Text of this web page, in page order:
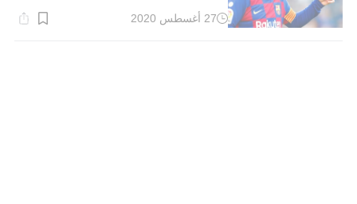
وقت
27 أغسطس 2020